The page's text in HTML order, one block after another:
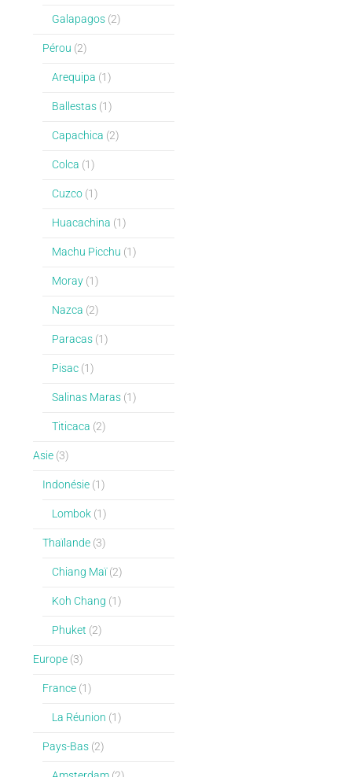
Galapagos(2)
Pérou (2)
Arequipa (1)
Ballestas(1)
Capachica (2)
Colca (1)
Cuzco(1)
Huacachina (1)
Machu Picchu (1)
Moray(1)
Nazca (2)
Paracas(1)
Pisac(1)
Salinas Maras(1)
Titicaca (2)
Asie(3)
Indonésie(1)
Lombok(1)
Thaïlande(3)
Chiang Maï(2)
Koh Chang (1)
Phuket (2)
Europe(3)
France(1)
La Réunion (1)
Pays-Bas(2)